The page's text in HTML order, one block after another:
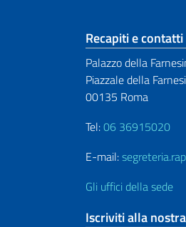
Recapiti e contatti
Palazzo della
Piazzale della
00135 Roma
Tel:06 36915020
E-mail:
Gli uffici della sede
Iscriviti alla